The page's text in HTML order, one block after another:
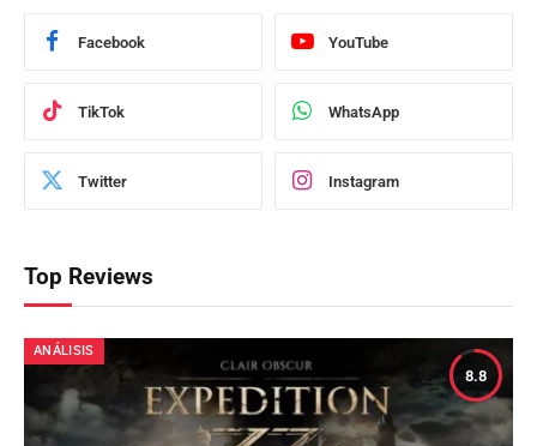
Facebook YouTube
TikTok WhatsApp
Twitter Instagram
Top Reviews
8.8
ANÁLISIS